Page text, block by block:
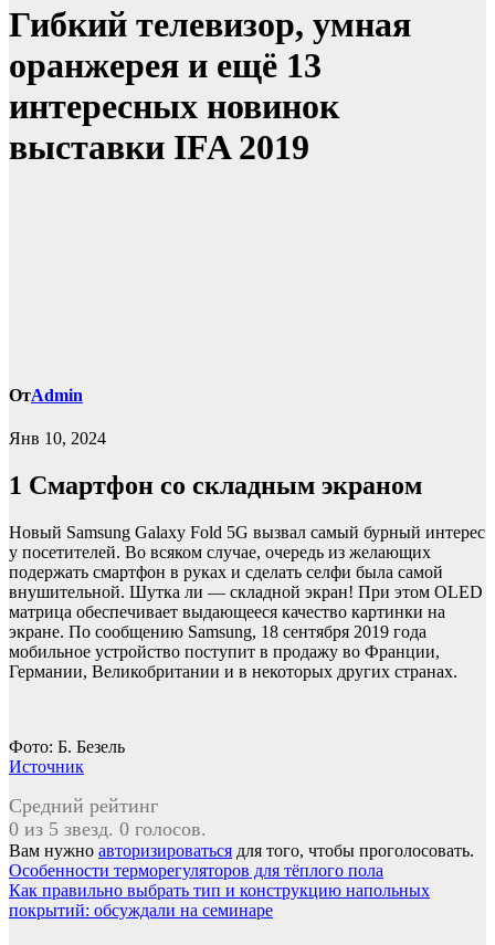
Гибкий телевизор, умная
оранжерея и ещё 13
интересных новинок
выставки IFA 2019
ОтAdmin
Янв 10, 2024
1 Смартфон со складным экраном
Новый Samsung Galaxy Fold 5G вызвал самый бурный интерес
у посетителей. Во всяком случае, очередь из желающих
подержать смартфон в руках и сделать селфи была самой
внушительной. Шутка ли — складной экран! При этом OLED
матрица обеспечивает выдающееся качество картинки на
экране. По сообщению Samsung, 18 сентября 2019 года
мобильное устройство поступит в продажу во Франции,
Германии, Великобритании и в некоторых других странах.
Фото: Б. Безель
Источник
Средний рейтинг
0 из 5 звезд. 0 голосов.
Вам нужно авторизироваться для того, чтобы проголосовать.
Навигация
по
Особенности терморегуляторов для тёплого пола
Как правильно выбрать тип и конструкцию напольных
покрытий: обсуждали на семинаре